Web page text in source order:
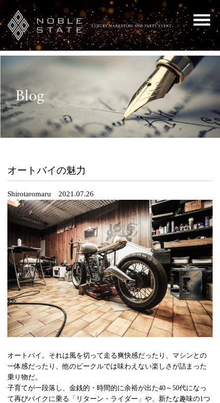
オートバイの魅力
Shirotaromaru 2021.07.26
オートバイ。それは風を切って走る爽快感だったり、マシンとの
一体感だったり、他のビークルでは味わえない楽しさが詰まった
乗り物だ。
子育てが一段落し、金銭的・時間的に余裕が出た40～50代になっ
て再びバイクに乗る「リターン・ライダー」や、新たな趣味の1つ